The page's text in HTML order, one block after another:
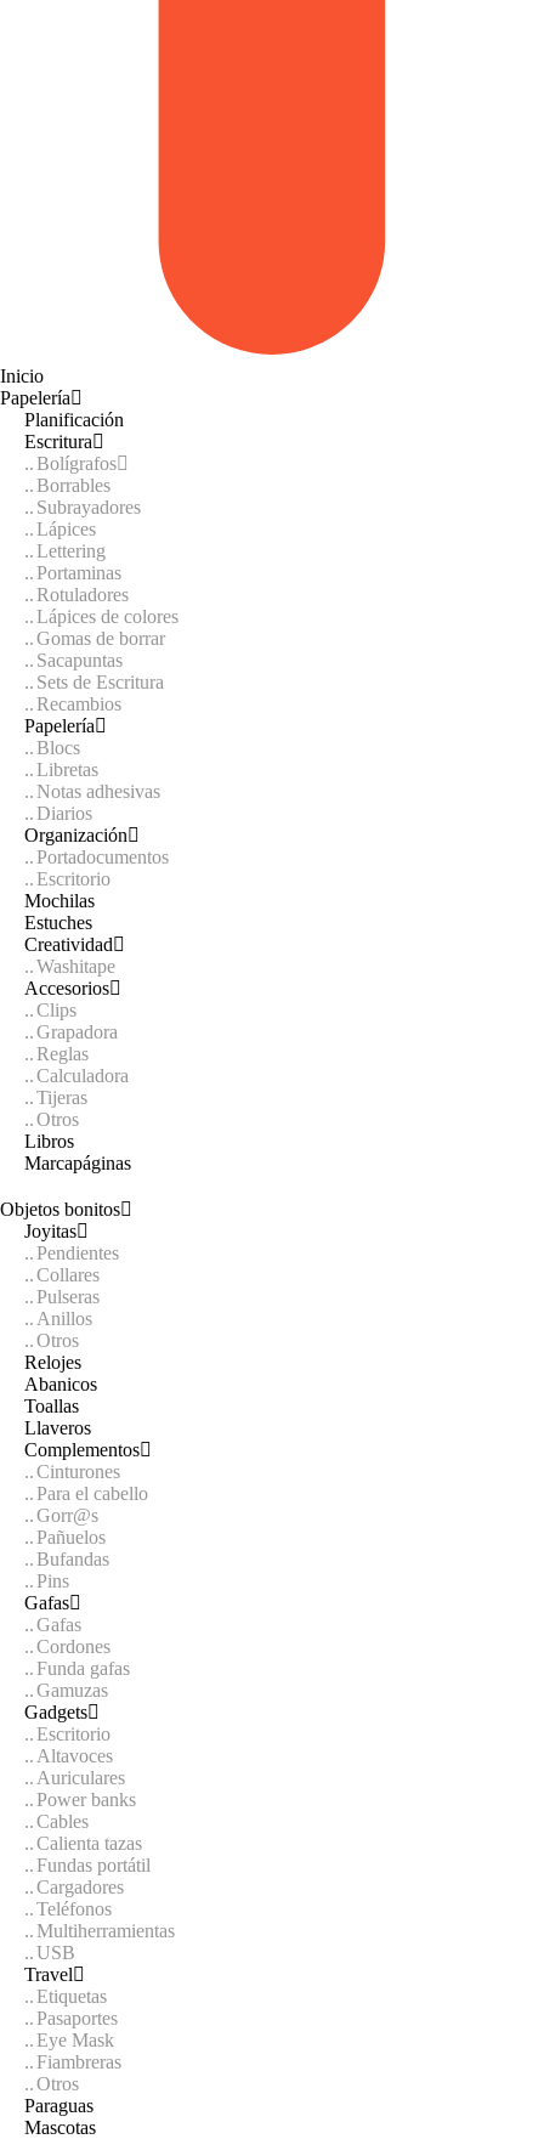
Inicio
Papelería
Planificación
Escritura
Bolígrafos
Borrables
Subrayadores
Lápices
Lettering
Portaminas
Rotuladores
Lápices de colores
Gomas de borrar
Sacapuntas
Sets de Escritura
Recambios
Papelería
Blocs
Libretas
Notas adhesivas
Diarios
Organización
Portadocumentos
Escritorio
Mochilas
Estuches
Creatividad
Washitape
Accesorios
Clips
Grapadora
Reglas
Calculadora
Tijeras
Otros
Libros
Marcapáginas
Objetos bonitos
Joyitas
Pendientes
Collares
Pulseras
Anillos
Otros
Relojes
Abanicos
Toallas
Llaveros
Complementos
Cinturones
Para el cabello
Gorr@s
Pañuelos
Bufandas
Pins
Gafas
Gafas
Cordones
Funda gafas
Gamuzas
Gadgets
Escritorio
Altavoces
Auriculares
Power banks
Cables
Calienta tazas
Fundas portátil
Cargadores
Teléfonos
Multiherramientas
USB
Travel
Etiquetas
Pasaportes
Eye Mask
Fiambreras
Otros
Paraguas
Mascotas